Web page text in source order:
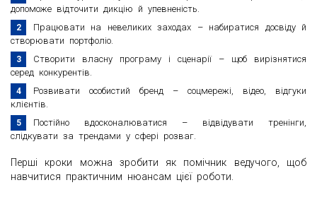
допоможе відточити дикцію й упевненість.
Працювати на невеликих заходах – набиратися досвіду й
створювати портфоліо.
Створити власну програму і сценарії – щоб вирізнятися
серед конкурентів.
Розвивати особистий бренд – соцмережі, відео, відгуки
клієнтів.
Постійно вдосконалюватися – відвідувати тренінги,
слідкувати за трендами у сфері розваг.
Перші кроки можна зробити як помічник ведучого, щоб
навчитися практичним нюансам цієї роботи.